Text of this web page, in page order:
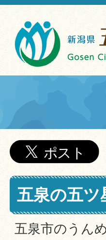
五泉の五ツ
五泉市のうん